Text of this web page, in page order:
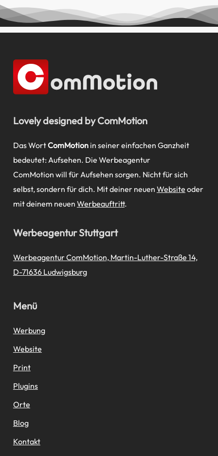
Lovely designed by ComMotion
Das WortComMotionin seiner einfachen Ganzheit
bedeutet: Aufsehen. Die Werbeagentur
ComMotion will für Aufsehen sorgen. Nicht für sich
selbst, sondern für dich. Mit deiner neuen Website oder
mit deinem neuen Werbeauftritt.
Werbeagentur Stuttgart
Werbeagentur ComMotion, Martin-Luther-Straße 14,
D-71636 Ludwigsburg
Menü
Werbung
Website
Print
Plugins
Orte
Blog
Kontakt